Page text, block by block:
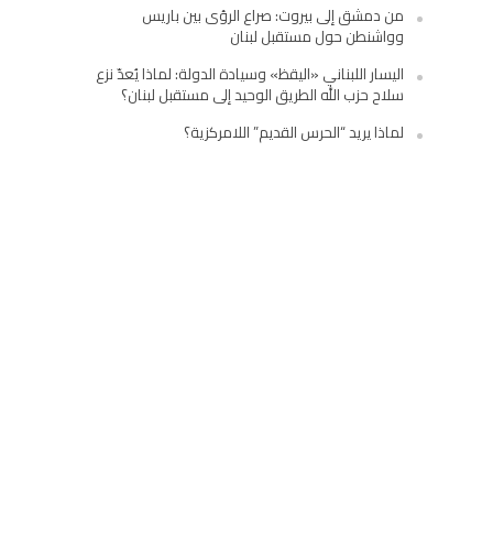
من دمشق إلى بيروت: صراع الرؤى بين باريس
وواشنطن حول مستقبل لبنان
اليسار اللبناني «اليقظ» وسيادة الدولة: لماذا يُعدّ نزع
سلاح حزب الله الطريق الوحيد إلى مستقبل لبنان؟
لماذا يريد “الحرس القديم” اللامركزية؟